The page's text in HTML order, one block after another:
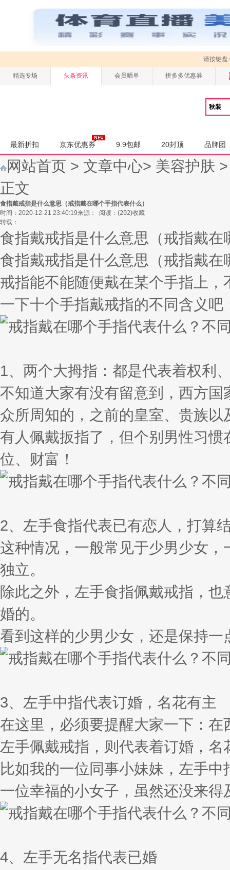
请按键盘
精选专场 头条资讯 会员晒单 拼多多优惠券
最新折扣 京东优惠券 9.9包邮 20封顶 品牌团
网站首页 > 文章中心> 美容护肤
正文
食指戴戒指是什么意思（戒指戴在哪个手指代表什么）
时间：2020-12-21 23:40:19来源： 阅读： (202)收藏
转载：
食指戴戒指是什么意思（戒指戴在
食指戴戒指是什么意思（戒指戴在
戒指能不能随便戴在某个手指上
一下十个手指戴戒指的不同含义吧
1、两个大拇指：都是代表着权利
不知道大家有没有留意到，西方
众所周知的，之前的皇室、贵族
有人佩戴扳指了，但个别男性习
位、财富！
2、左手食指代表已有恋人，打算
这种情况，一般常见于少男少女
独立。
除此之外，左手食指佩戴戒指，
婚的。
看到这样的少男少女，还是保持一
3、左手中指代表订婚，名花有主
在这里，必须要提醒大家一下：
左手佩戴戒指，则代表着订婚，名
比如我的一位同事小妹妹，左手
一位幸福的小女子，虽然还没来
4、左手无名指代表已婚